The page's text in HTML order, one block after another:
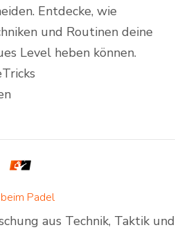
Entdecke, wie
und Routinen deine
Level heben können.
Padel
aus Technik, Taktik und